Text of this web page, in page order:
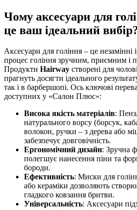
Чому аксесуари для
це ваш ідеальний
Аксесуари для гоління – це незамінні
процес гоління зручним, приємним і
Продукти Hairway створені для
прагнуть досягти ідеального
так і в барбершопі. Ось ключові
доступних у «Салон Плюс»:
Висока якість матеріалів:
натурального ворсу (борсук,
волокон, ручки – з дерева або
забезпечує довговічність.
Ергономічний дизайн: Зручна
полегшує нанесення піни та
бороди.
Ефективність: Миски для
або кераміки дозволяють
гладкого ковзання бритви.
Універсальність: Аксесуари